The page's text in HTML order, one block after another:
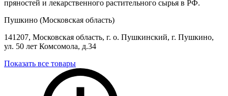
пряностей и лекарственного растительного сырья в РФ.
Пушкино (Московская область)
141207, Московская область, г. о. Пушкинский, г. Пушкино,
ул. 50 лет Комсомола, д.34
Показать все товары